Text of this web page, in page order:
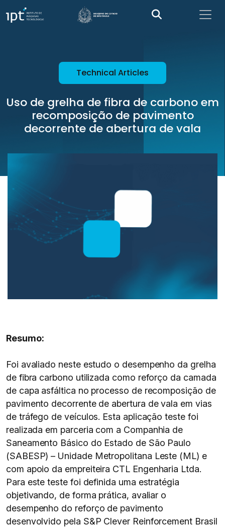
Technical Articles
Uso de grelha de fibra de carbono em
recomposição de pavimento
decorrente de abertura de vala
Resumo:
Foi avaliado neste estudo o desempenho da grelha
de fibra carbono utilizada como reforço da camada
de capa asfáltica no processo de recomposição de
pavimento decorrente de abertura de vala em vias
de tráfego de veículos. Esta aplicação teste foi
realizada em parceria com a Companhia de
Saneamento Básico do Estado de São Paulo
(SABESP) – Unidade Metropolitana Leste (ML) e
com apoio da empreiteira CTL Engenharia Ltda.
Para este teste foi definida uma estratégia
objetivando, de forma prática, avaliar o
desempenho do reforço de pavimento
desenvolvido pela S&P Clever Reinforcement Brasil